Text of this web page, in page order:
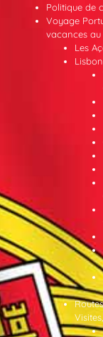
Politique de
Voyage
vacances
Les